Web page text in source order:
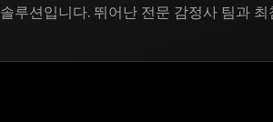
솔루션입니다. 뛰어난 전문 감정사 팀과